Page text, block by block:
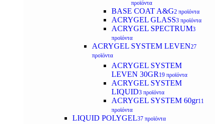
προϊόντα
BASE COAT A&G2 προϊόντα
ACRYGEL GLASS3 προϊόντα
ACRYGEL SPECTRUM3
προϊόντα
ACRYGEL SYSTEM LEVEN27
προϊόντα
ACRYGEL SYSTEM
LEVEN 30GR 19 προϊόντα
ACRYGEL SYSTEM
LIQUID3 προϊόντα
ACRYGEL SYSTEM 60gr11
προϊόντα
LIQUID POLYGEL37 προϊόντα